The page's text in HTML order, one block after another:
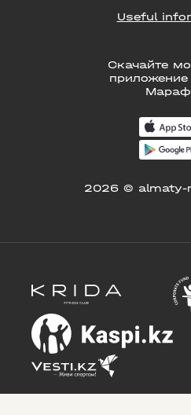
Скачайте
2026 © almaty-
Useful